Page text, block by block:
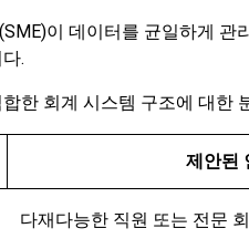
이 데이터를 균일하게
.
한 회계 시스템 구조에 대한
제안된
다재다능한 직원 또는 전문